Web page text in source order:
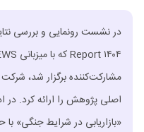
اصلی پژوهش را ارائه کرد. در
«بازاریابی در شرایط جنگی»